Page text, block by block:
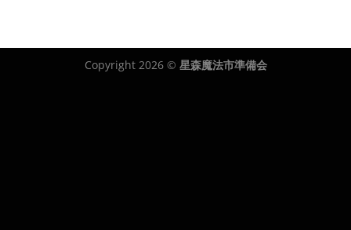
Copyright 2026 © 星森魔法市準備会